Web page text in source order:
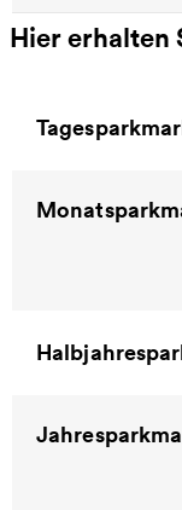
Hier erhalten